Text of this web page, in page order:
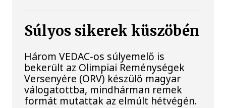
Súlyos sikerek küszöbén
Három VEDAC-os súlyemelő is
bekerült az Olimpiai Reménységek
Versenyére (ORV) készülő magyar
válogatottba, mindhárman remek
formát mutattak az elmúlt hétvégén.